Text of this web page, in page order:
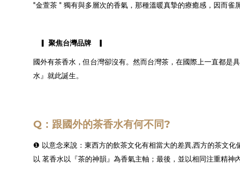
"金萱茶 " 獨有與多層次的香氣，那種溫暖真摯的療癒感，因而雀屏
▎ 聚焦台灣品牌 ▎
國外有茶香水，但台灣卻沒有。然而台灣茶，在國際上一直都是
水』就此誕生。
Q：跟國外的茶香水有何不同?
❶ 以意念來說：東西方的飲茶文化有相當大的差異,西方的茶文
以 茗香水以『茶的神韻』為香氣主軸；最後，並以相同注重精神